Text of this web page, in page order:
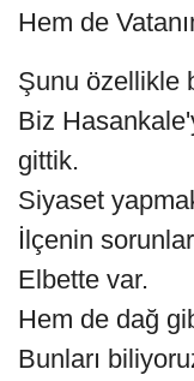
Hem de
Şunu özellikle
Biz
gittik.
Siyaset
İlçenin
Elbette var.
Hem de dağ
Bunları